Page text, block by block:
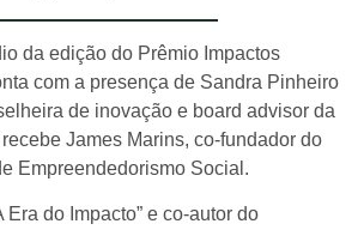
da edição do Prêmio Impactos
com a presença de Sandra Pinheiro
de inovação e board advisor da
James Marins, co-fundador do
Empreendedorismo Social.
Era do Impacto” e co-autor do